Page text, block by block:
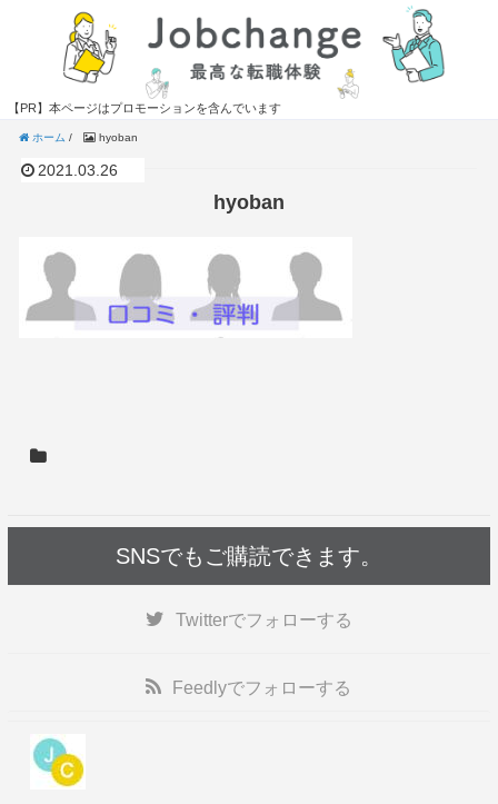
【PR】本ページはプロモーションを含んでいます
ホーム / hyoban
2021.03.26
hyoban
SNSでもご購読できます。
Twitterでフォローする
Feedlyでフォローする